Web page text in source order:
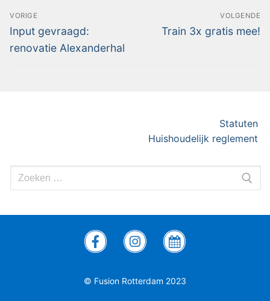
VORIGE
Input gevraagd:
renovatie Alexanderhal
VOLGENDE
Train 3x gratis mee!
Statuten
Huishoudelijk reglement
© Fusion Rotterdam 2023